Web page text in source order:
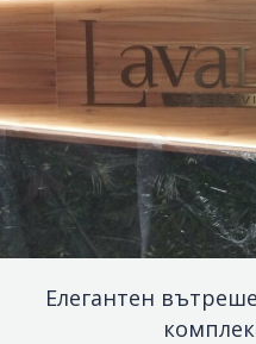
Елегантен